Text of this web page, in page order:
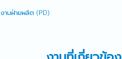
งานฝ่ายผลิต (PD)